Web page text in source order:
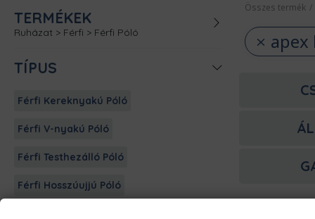
TERMÉKEK
Ruházat > Férfi > Férfi Póló
TÍPUS
Férfi Kereknyakú Póló
Férfi V-nyakú Póló
Férfi Testhezálló Póló
Férfi Hosszúujjú Póló
Összes termék /
apex